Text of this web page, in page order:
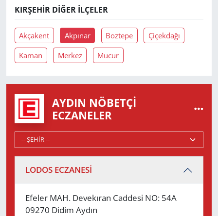
KIRŞEHIR DIĞER İLÇELER
Akçakent Akpınar Boztepe Çiçekdağı
Kaman Merkez Mucur
AYDIN NÖBETÇI
ECZANELER
LODOS ECZANESİ
Efeler MAH. Devekıran Caddesi NO: 54A
09270 Didim Aydın